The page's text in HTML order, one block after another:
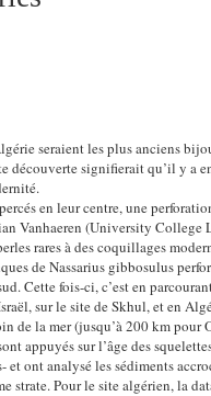
seraient les plus anciens
découverte signifierait qu’il y a
en leur centre, une
Vanhaeren (University College
rares à des coquillages
de Nassarius gibbosulus
Cette fois-ci, c’est en
sur le site de Skhul, et en
de la mer (jusqu’à 200 km pour
appuyés sur l’âge des
ont analysé les sédiments
strate. Pour le site algérien, la